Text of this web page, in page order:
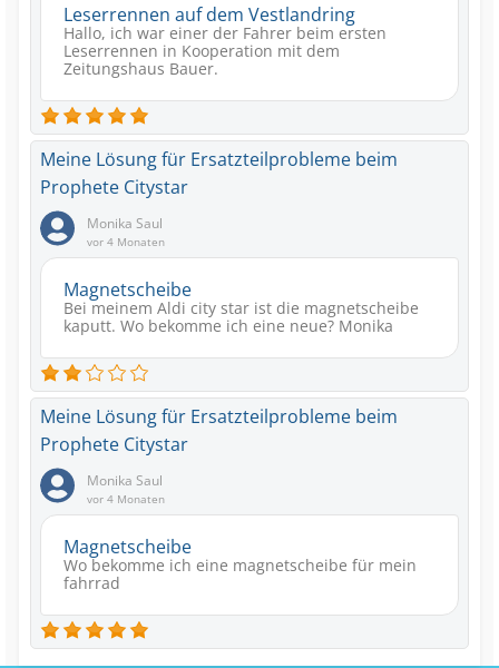
Leserrennen auf dem Vestlandring
Hallo, ich war einer der Fahrer beim ersten
Leserrennen in Kooperation mit dem
Zeitungshaus Bauer.
Meine Lösung für Ersatzteilprobleme beim
Prophete Citystar
Monika Saul
vor 4 Monaten
Magnetscheibe
Bei meinem Aldi city star ist die magnetscheibe
kaputt. Wo bekomme ich eine neue? Monika
Meine Lösung für Ersatzteilprobleme beim
Prophete Citystar
Monika Saul
vor 4 Monaten
Magnetscheibe
Wo bekomme ich eine magnetscheibe für mein
fahrrad